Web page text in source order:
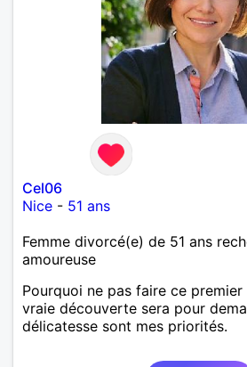
Cel06
Nice - 51 ans
Femme divorcé(e) de 51 ans
amoureuse
Pourquoi ne pas faire ce
vraie découverte sera pour
délicatesse sont mes priorités.